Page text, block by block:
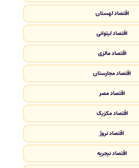
اقتصاد لهستان
اقتصاد لیتوانی
اقتصاد مالزی
اقتصاد مجارستان
اقتصاد مصر
اقتصاد مکزیک
اقتصاد نروژ
اقتصاد نیجریه